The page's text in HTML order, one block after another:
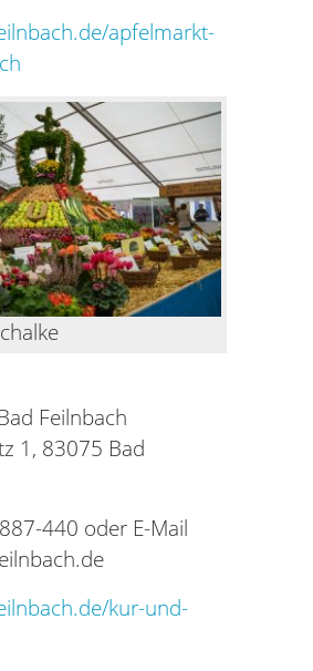
apfelmarkt-
Feilnbach
1, 83075 Bad
440 oder E-Mail
kur-und-